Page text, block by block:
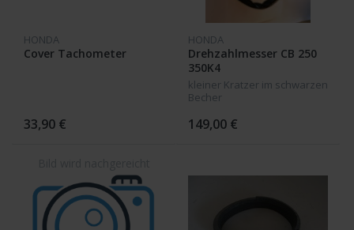
HONDA
Cover Tachometer
33,90 €
HONDA
Drehzahlmesser CB 250
350K4
kleiner Kratzer im schwarzen
Becher
149,00 €